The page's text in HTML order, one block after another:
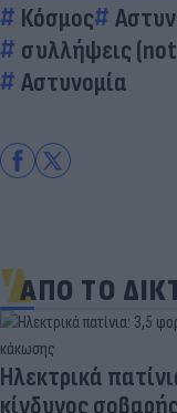
Κόσμος
συλλήψεις
Αστυνομία
ΑΠΟ ΤΟ